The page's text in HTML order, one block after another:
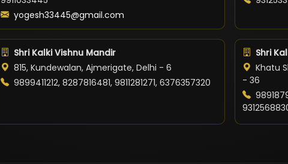
yogesh33445@gmail.com
Shri Kalki Vishnu Mandir
815, Kundewalan, Ajmerigate, Delhi - 6
9899411212, 8287816481, 9811281271, 6376357320
Shri
Khatu
- 36